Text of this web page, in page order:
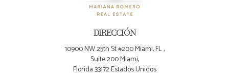
inmobiliario en Florida, ¡no dudes en contactar con
siguiente paso hacia tu éxito financiero.
DIRECCIÓN
10900 NW 25th St #200 Miami, FL ,
Suite 200 Miami,
Florida 33172 Estados Unidos